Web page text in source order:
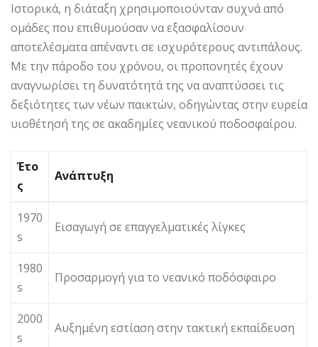
Ιστορικά, η διάταξη χρησιμοποιούνταν συχνά από
ομάδες που επιθυμούσαν να εξασφαλίσουν
αποτελέσματα απέναντι σε ισχυρότερους αντιπάλους.
Με την πάροδο του χρόνου, οι προπονητές έχουν
αναγνωρίσει τη δυνατότητά της να αναπτύσσει τις
δεξιότητες των νέων παικτών, οδηγώντας στην ευρεία
υιοθέτησή της σε ακαδημίες νεανικού ποδοσφαίρου.
Έτο
ς
Ανάπτυξη
1970
s
Εισαγωγή σε επαγγελματικές λίγκες
1980
s
Προσαρμογή για το νεανικό ποδόσφαιρο
2000
s
Αυξημένη εστίαση στην τακτική εκπαίδευση